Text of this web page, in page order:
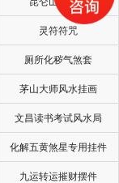
灵符符咒
厕所化秽气煞套
茅山大师风水挂画
文昌读书考试风水局
化解五黄煞星专用挂件
九运转运摧财摆件